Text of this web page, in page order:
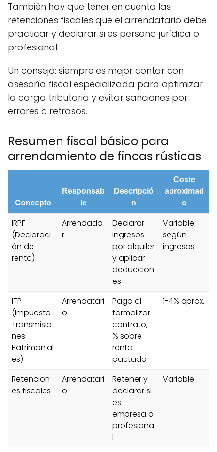
También hay que tener en cuenta las
retenciones fiscales que el arrendatario debe
practicar y declarar si es persona jurídica o
profesional.
Un consejo: siempre es mejor contar con
asesoría fiscal especializada para optimizar
la carga tributaria y evitar sanciones por
errores o retrasos.
Resumen fiscal básico para
arrendamiento de fincas rústicas
Concepto
Responsab
le
Descripció
n
Coste
aproximad
o
IRPF
(Declaraci
ón de
renta)
Arrendado
r
Declarar
ingresos
por alquiler
y aplicar
deduccion
es
Variable
según
ingresos
ITP
(Impuesto
Transmisio
nes
Patrimonial
es)
Arrendatari
o
Pago al
formalizar
contrato,
% sobre
renta
pactada
1-4% aprox.
Retencion
es fiscales
Arrendatari
o
Retener y
declarar si
es
empresa o
profesiona
l
Variable